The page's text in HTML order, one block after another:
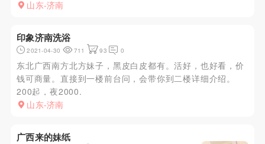
以我玩的是7号图片有点差异不过相差不大生过孩子但是保
比较到位一个...
山东-济南
印象济南洗浴
2021-04-30 711 93 0
东北广西南方北方妹子，黑皮白皮都有。活好，也好看，价
钱可商量。直接到一楼前台问，会带你到二楼详细介绍。
200起，夜2000.
山东-济南
广西来的妹纸